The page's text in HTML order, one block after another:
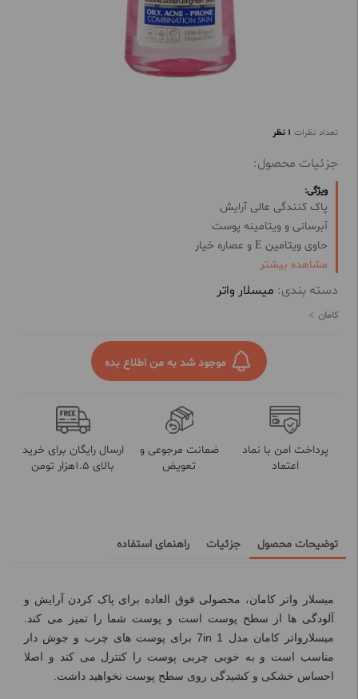
تعداد نظرات 1 نظر
جزئیات محصول:
ویژگی:
پاک کنندگی عالی آرایش
آبرسانی و ویتامینه پوست
حاوی ویتامین E و عصاره خیار
جلوگیری از خشکی و کشیدگی پوست
روشن و شفاف کردن پوست
بهبود لک و جوش
مشاهده بیشتر
دسته بندی: میسلار واتر
کامان
موجود شد به من اطلاع بده
پرداخت امن با نماد
اعتماد
ضمانت مرجوعی و
تعویض
ارسال رایگان برای خرید
بالای 1.5هزار تومن
توضیحات محصول جزئیات راهنمای استفاده
میسلار واتر کامان، محصولی فوق العاده برای پاک کردن آرایش و
آلودگی ها از سطح پوست است و پوست شما را تمیز می کند.
میسلارواتر کامان مدل 7in 1 برای پوست های چرب و جوش دار
مناسب است و به خوبی چربی پوست را کنترل می کند و اصلا
احساس خشکی و کشیدگی روی سطح پوست نخواهید داشت.